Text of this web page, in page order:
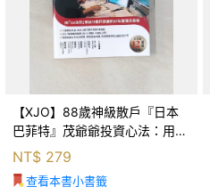
【XJO】88歲神級散戶『日本
巴菲特』茂爺爺投資心法：用
「126法則」滾出18億円資產的
69年股海交易術_藤本茂, 賴惠
鈴
NT$ 279
查看本書小書籤